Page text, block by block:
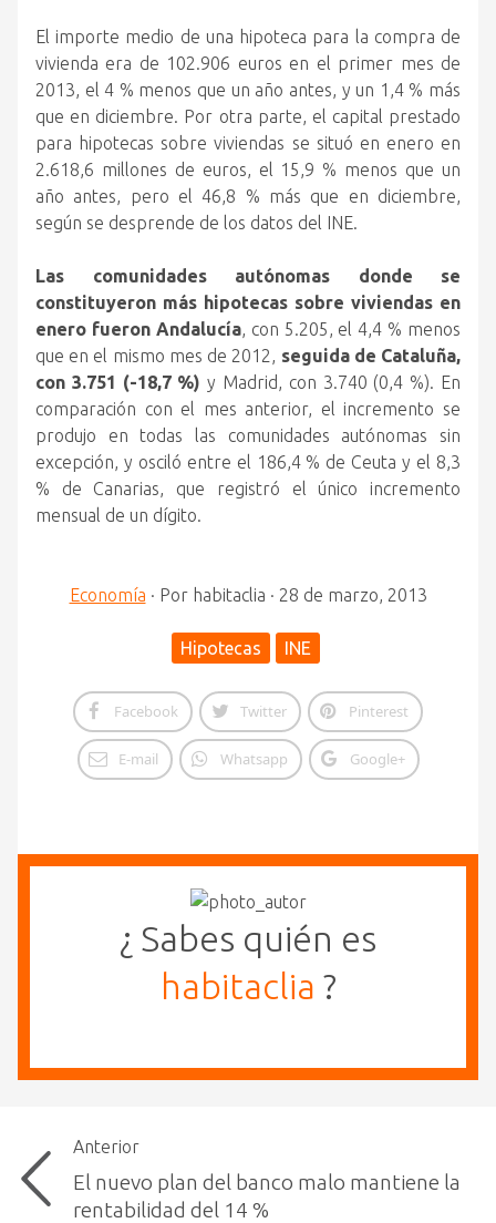
El importe medio de una hipoteca para la compra de
vivienda era de 102.906 euros en el primer mes de
2013, el 4 % menos que un año antes, y un 1,4 % más
que en diciembre. Por otra parte, el capital prestado
para hipotecas sobre viviendas se situó en enero en
2.618,6 millones de euros, el 15,9 % menos que un
año antes, pero el 46,8 % más que en diciembre,
según se desprende de los datos del INE.
Las comunidades autónomas donde se
constituyeron más hipotecas sobre viviendas en
enero fueron Andalucía, con 5.205, el 4,4 % menos
que en el mismo mes de 2012, seguida de Cataluña,
con 3.751 (-18,7 %) y Madrid, con 3.740 (0,4 %). En
comparación con el mes anterior, el incremento se
produjo en todas las comunidades autónomas sin
excepción, y osciló entre el 186,4 % de Ceuta y el 8,3
% de Canarias, que registró el único incremento
mensual de un dígito.
Economía · Por habitaclia · 28 de marzo, 2013
Hipotecas INE
Facebook Twitter Pinterest
E-mail Whatsapp Google+
¿ Sabes quién es
habitaclia ?
Anterior
El nuevo plan del banco malo mantiene la
rentabilidad del 14 %